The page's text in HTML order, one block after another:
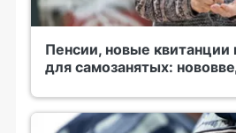
Пенсии, новые квитанции
для самозанятых: